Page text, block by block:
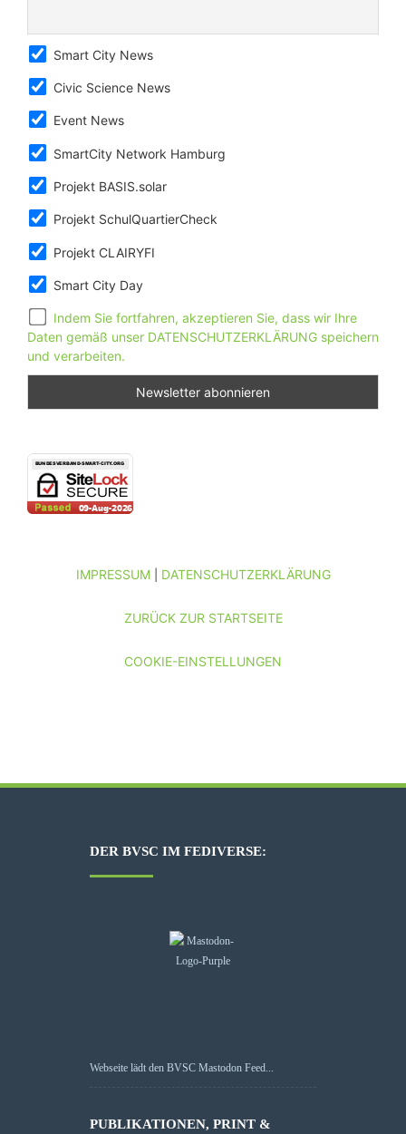
Smart City News
Civic Science News
Event News
SmartCity Network Hamburg
Projekt BASIS.solar
Projekt SchulQuartierCheck
Projekt CLAIRYFI
Smart City Day
Indem Sie fortfahren, akzeptieren Sie, dass wir Ihre
Daten gemäß unser DATENSCHUTZERKLÄRUNG speichern
und verarbeiten.
IMPRESSUM| DATENSCHUTZERKLÄRUNG
ZURÜCK ZUR STARTSEITE
COOKIE-EINSTELLUNGEN
DER BVSC IM FEDIVERSE:
Webseite lädt den BVSC Mastodon Feed...
PUBLIKATIONEN, PRINT &